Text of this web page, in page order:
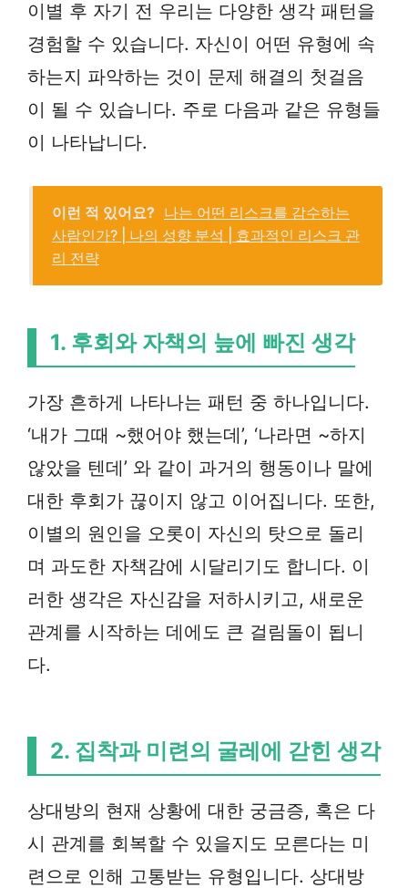
이별 후 자기 전 우리는 다양한 생각 패턴을
경험할 수 있습니다. 자신이 어떤 유형에 속
하는지 파악하는 것이 문제 해결의 첫걸음
이 될 수 있습니다. 주로 다음과 같은 유형들
이 나타납니다.
이런 적 있어요? 나는 어떤 리스크를 감수하는
사람인가? | 나의 성향 분석 | 효과적인 리스크 관
리 전략
1. 후회와 자책의 늪에 빠진 생각
가장 흔하게 나타나는 패턴 중 하나입니다.
‘내가 그때 ~했어야 했는데’, ‘나라면 ~하지
않았을 텐데’ 와 같이 과거의 행동이나 말에
대한 후회가 끊이지 않고 이어집니다. 또한,
이별의 원인을 오롯이 자신의 탓으로 돌리
며 과도한 자책감에 시달리기도 합니다. 이
러한 생각은 자신감을 저하시키고, 새로운
관계를 시작하는 데에도 큰 걸림돌이 됩니
다.
2. 집착과 미련의 굴레에 갇힌 생각
상대방의 현재 상황에 대한 궁금증, 혹은 다
시 관계를 회복할 수 있을지도 모른다는 미
련으로 인해 고통받는 유형입니다. 상대방